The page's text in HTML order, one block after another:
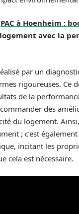
PAC à Hoenheim :
avec la
par un
rigoureuses. Ce
de la
des
du logement. Ainsi,
; c’est
incitant les
cela est nécessaire.